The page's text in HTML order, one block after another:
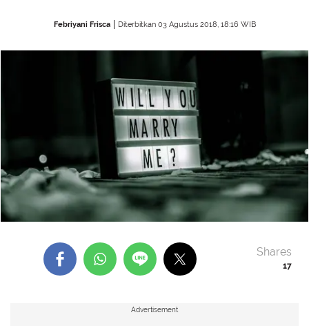
Febriyani Frisca Diterbitkan 03 Agustus 2018, 18:16 WIB
17
Shares
Advertisement